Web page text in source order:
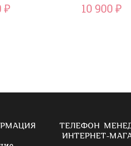
₽ 10 900 ₽
ТЕЛЕФОН
ИНТЕРНЕТ-